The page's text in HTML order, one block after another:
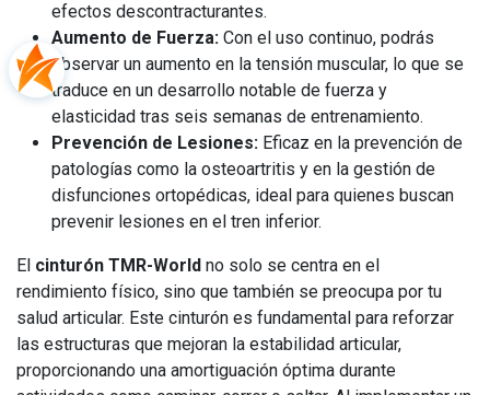
efectos descontracturantes.
Aumento de Fuerza: Con el uso continuo, podrás
observar un aumento en la tensión muscular, lo que se
traduce en un desarrollo notable de fuerza y
elasticidad tras seis semanas de entrenamiento.
Prevención de Lesiones: Eficaz en la prevención de
patologías como la osteoartritis y en la gestión de
disfunciones ortopédicas, ideal para quienes buscan
prevenir lesiones en el tren inferior.
El cinturón TMR-World no solo se centra en el
rendimiento físico, sino que también se preocupa por tu
salud articular. Este cinturón es fundamental para reforzar
las estructuras que mejoran la estabilidad articular,
proporcionando una amortiguación óptima durante